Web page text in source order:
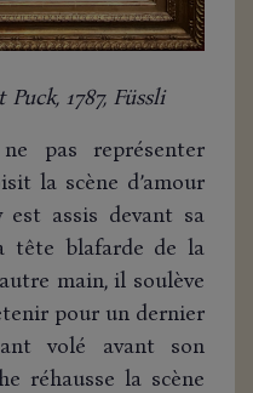
1787, Füssli
pas représenter
la scène d’amour
est assis devant sa
tête blafarde de la
main, il soulève
pour un dernier
volé avant son
réhausse la scène